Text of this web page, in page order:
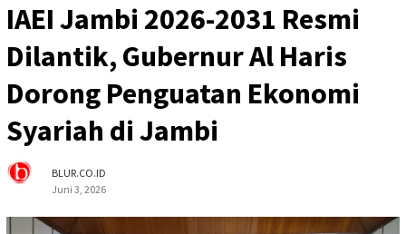
IAEI Jambi 2026-2031 Resmi
Dilantik, Gubernur Al Haris
Dorong Penguatan Ekonomi
Syariah di Jambi
BLUR.CO.ID
Juni 3, 2026